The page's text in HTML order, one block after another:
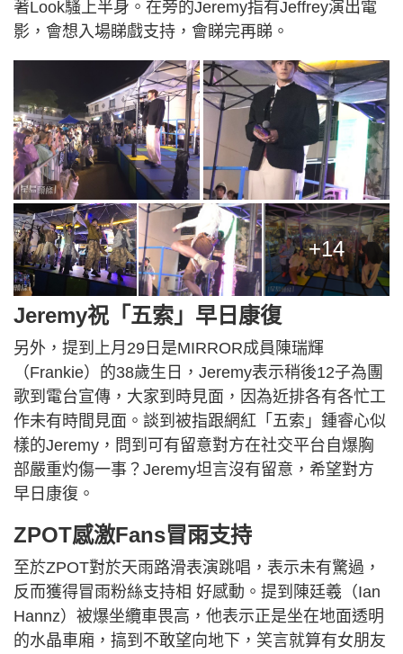
著Look騷上半身。在旁的Jeremy指有Jeffrey演出電
影，會想入場睇戲支持，會睇完再睇。
+14
Jeremy祝「五索」早日康復
另外，提到上月29日是MIRROR成員陳瑞輝
（Frankie）的38歲生日，Jeremy表示稍後12子為團
歌到電台宣傳，大家到時見面，因為近排各有各忙工
作未有時間見面。談到被指跟網紅「五索」鍾睿心似
樣的Jeremy，問到可有留意對方在社交平台自爆胸
部嚴重灼傷一事？Jeremy坦言沒有留意，希望對方
早日康復。
ZPOT感激Fans冒雨支持
至於ZPOT對於天雨路滑表演跳唱，表示未有驚過，
反而獲得冒雨粉絲支持相 好感動。提到陳廷羲（Ian
Hannz）被爆坐纜車畏高，他表示正是坐在地面透明
的水晶車廂，搞到不敢望向地下，笑言就算有女朋友